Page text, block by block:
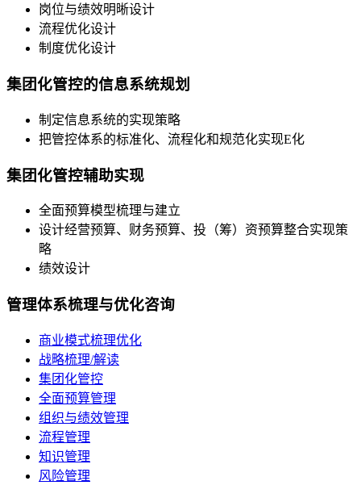
岗位与绩效明晰设计
流程优化设计
制度优化设计
集团化管控的信息系统规划
制定信息系统的实现策略
把管控体系的标准化、流程化和规范化实现E化
集团化管控辅助实现
全面预算模型梳理与建立
设计经营预算、财务预算、投（筹）资预算整合实现策
略
绩效设计
管理体系梳理与优化咨询
商业模式梳理优化
战略梳理/解读
集团化管控
全面预算管理
组织与绩效管理
流程管理
知识管理
风险管理